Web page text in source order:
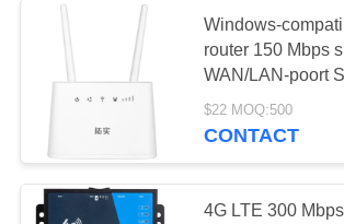
Windows-
router 150 Mbps
WAN/LAN-poort
Home Router
$22 MOQ:500
CONTACT
4G LTE 300